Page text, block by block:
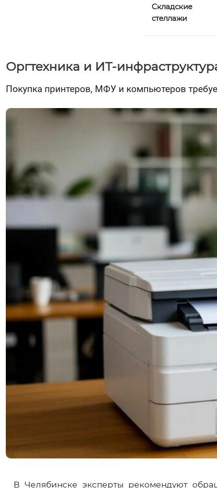
Складские
стеллажи
Оргтехника и ИТ-
Покупка принтеров, МФУ и компьютеров
В Челябинске эксперты рекомендуют